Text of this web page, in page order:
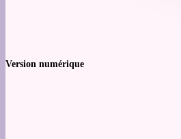
Version numérique